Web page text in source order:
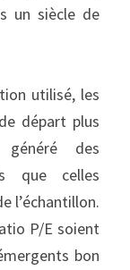
un siècle de
utilisé, les
départ plus
généré des
que celles
l’échantillon.
P/E soient
bon